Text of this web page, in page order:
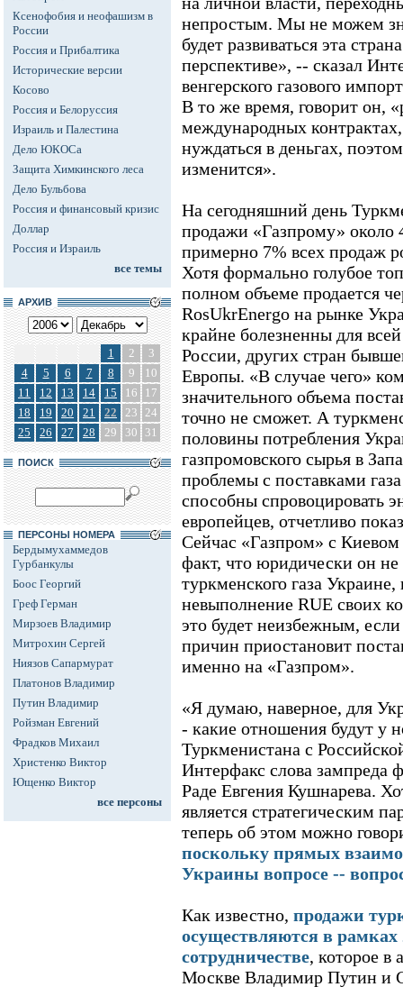
Ксенофобия и неофашизм в
России
Россия и Прибалтика
Исторические версии
Косово
Россия и Белоруссия
Израиль и Палестина
Дело ЮКОСа
Защита Химкинского леса
Дело Бульбова
Россия и финансовый кризис
Доллар
Россия и Израиль
все темы
АРХИВ
1 2
3
4
5 6 7 8 9
10
11
12 13 14 15 16
17
18
19 20 21 22 23 24
25
26 27 28 29 30 31
ПОИСК
ПЕРСОНЫ НОМЕРА
Бердымухаммедов
Гурбанкулы
Боос Георгий
Греф Герман
Мирзоев Владимир
Митрохин Сергей
Ниязов Сапармурат
Платонов Владимир
Путин Владимир
Ройзман Евгений
Фрадков Михаил
Христенко Виктор
Ющенко Виктор
все персоны
непростым. Мы не можем
будет развиваться эта
перспективе», -- сказал
венгерского газового
В то же время, говорит он,
международных
нуждаться в деньгах,
изменится».
На сегодняшний день
продажи «Газпрому» около
примерно 7% всех продаж
Хотя формально голубое
полном объеме продается
RosUkrEnergo на рынке
крайне болезненны для
России, других стран
Европы. «В случае чего»
значительного объема
точно не сможет. А
половины потребления
газпромовского сырья в
проблемы с поставками
способны спровоцировать
европейцев, отчетливо
Сейчас «Газпром» с Киевом
факт, что юридически он
туркменского газа
невыполнение RUE своих
это будет неизбежным,
причин приостановит
именно на «Газпром».
«Я думаю, наверное, для
- какие отношения будут у
Туркменистана с
Интерфакс слова зампреда
Раде Евгения Кушнарева.
является стратегическим
теперь об этом можно
поскольку прямых
Украины вопросе --
Как известно, продажи
осуществляются в рамках
сотрудничестве, которое в
Москве Владимир Путин и